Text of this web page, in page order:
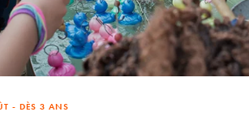
- DÈS 3 ANS